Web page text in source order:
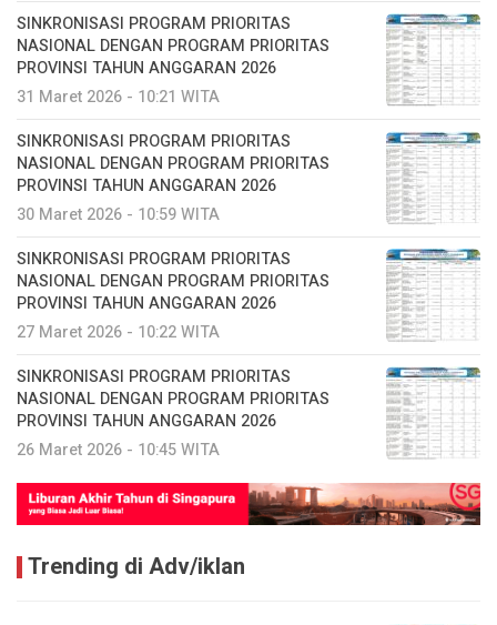
SINKRONISASI PROGRAM PRIORITAS
NASIONAL DENGAN PROGRAM PRIORITAS
PROVINSI TAHUN ANGGARAN 2026
31 Maret 2026 - 10:21 WITA
SINKRONISASI PROGRAM PRIORITAS
NASIONAL DENGAN PROGRAM PRIORITAS
PROVINSI TAHUN ANGGARAN 2026
30 Maret 2026 - 10:59 WITA
SINKRONISASI PROGRAM PRIORITAS
NASIONAL DENGAN PROGRAM PRIORITAS
PROVINSI TAHUN ANGGARAN 2026
27 Maret 2026 - 10:22 WITA
SINKRONISASI PROGRAM PRIORITAS
NASIONAL DENGAN PROGRAM PRIORITAS
PROVINSI TAHUN ANGGARAN 2026
26 Maret 2026 - 10:45 WITA
Trending di Adv/iklan